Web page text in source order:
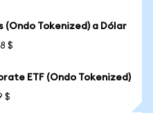
Tokenized) a Dólar
$
ETF (Ondo Tokenized)
$